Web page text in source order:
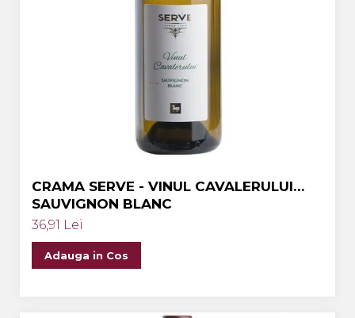
CRAMA SERVE - VINUL CAVALERULUI
SAUVIGNON BLANC
36,91 Lei
Adauga in Cos